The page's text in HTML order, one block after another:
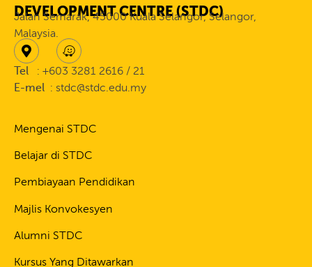
DEVELOPMENT CENTRE (STDC)
Jalan Semarak, 45000 Kuala Selangor, Selangor,
Malaysia.
Tel
: +603 3281 2616 / 21
E-mel : stdc@stdc.edu.my
Mengenai STDC
Belajar di STDC
Pembiayaan Pendidikan
Majlis Konvokesyen
Alumni STDC
Kursus Yang Ditawarkan